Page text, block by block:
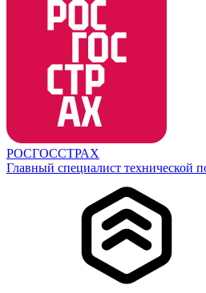
РОСГОССТРАХ
Главный специалист технической